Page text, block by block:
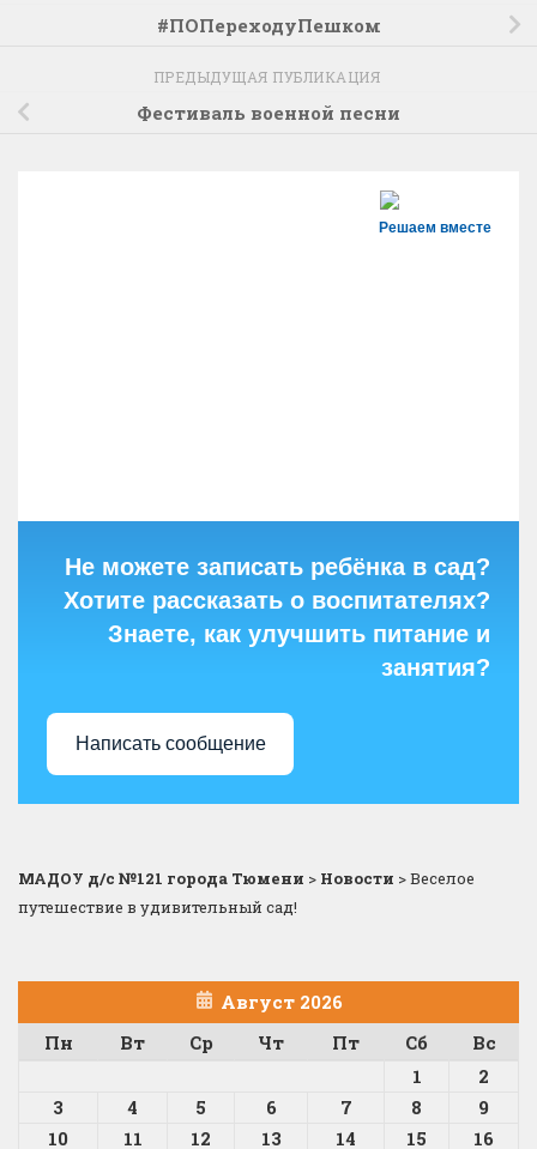
#ПОПереходуПешком
ПРЕДЫДУЩАЯ ПУБЛИКАЦИЯ
Фестиваль военной песни
Решаем вместе
Не можете записать ребёнка в сад?
Хотите рассказать о воспитателях?
Знаете, как улучшить питание и
занятия?
Написать сообщение
МАДОУ д/с №121 города Тюмени > Новости >Веселое
путешествие в удивительный сад!
Август 2026
Пн
Вт Ср Чт Пт Сб
Вс
1
2
3
4 5 6 7 8
9
10
11 12 13 14 15 16